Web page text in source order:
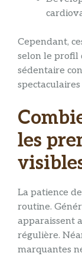
Cependant,
selon le profil
sédentaire
les
La patience
routine.
apparaissent
régulière.
marquantes